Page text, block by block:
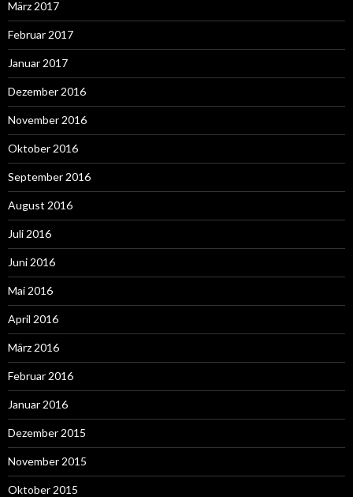
März 2017
Februar 2017
Januar 2017
Dezember 2016
November 2016
Oktober 2016
September 2016
August 2016
Juli 2016
Juni 2016
Mai 2016
April 2016
März 2016
Februar 2016
Januar 2016
Dezember 2015
November 2015
Oktober 2015